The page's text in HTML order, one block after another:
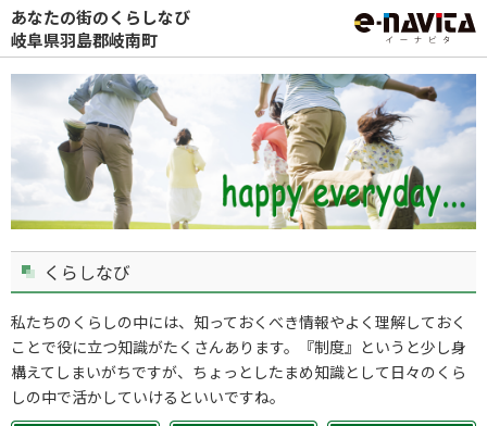
あなたの街のくらしなび
岐阜県羽島郡岐南町
くらしなび
私たちのくらしの中には、知っておくべき情報やよく理解しておく
ことで役に立つ知識がたくさんあります。『制度』というと少し身
構えてしまいがちですが、ちょっとしたまめ知識として日々のくら
しの中で活かしていけるといいですね。